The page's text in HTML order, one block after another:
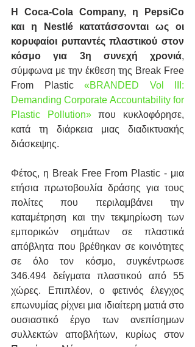
Η Coca-Cola Company, η PepsiCo
και η Nestlé κατατάσσονται ως οι
κορυφαίοι ρυπαντές πλαστικού στον
κόσμο για 3η συνεχή χρονιά,
σύμφωνα με την έκθεση της Break Free
From Plastic «BRANDED Vol III:
Demanding Corporate Accountability for
Plastic Pollution» που κυκλοφόρησε,
κατά τη διάρκεια μιας διαδικτυακής
διάσκεψης.
Φέτος, η Break Free From Plastic - μια
ετήσια πρωτοβουλία δράσης για τους
πολίτες που περιλαμβάνει την
καταμέτρηση και την τεκμηρίωση των
εμπορικών σημάτων σε πλαστικά
απόβλητα που βρέθηκαν σε κοινότητες
σε όλο τον κόσμο, συγκέντρωσε
346.494 δείγματα πλαστικού από 55
χώρες. Επιπλέον, ο φετινός έλεγχος
επωνυμίας ρίχνει μια ιδιαίτερη ματιά στο
ουσιαστικό έργο των ανεπίσημων
συλλεκτών αποβλήτων, κυρίως στον